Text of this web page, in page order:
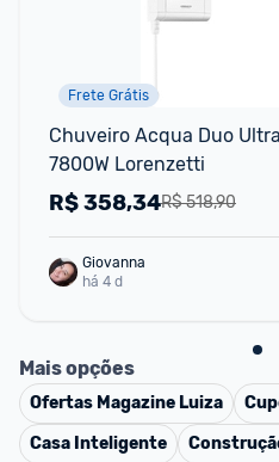
Frete Grátis
Chuveiro Acqua Duo
7800W Lorenzetti
R$ 518,90
R$358,34
Giovanna
há 4 d
Mais opções
Ofertas Magazine Luiza
Casa Inteligente